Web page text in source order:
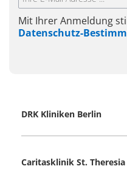
Mit Ihrer Anmeldung
Datenschutz-
DRK Kliniken Berlin
Caritasklinik St. Theresia